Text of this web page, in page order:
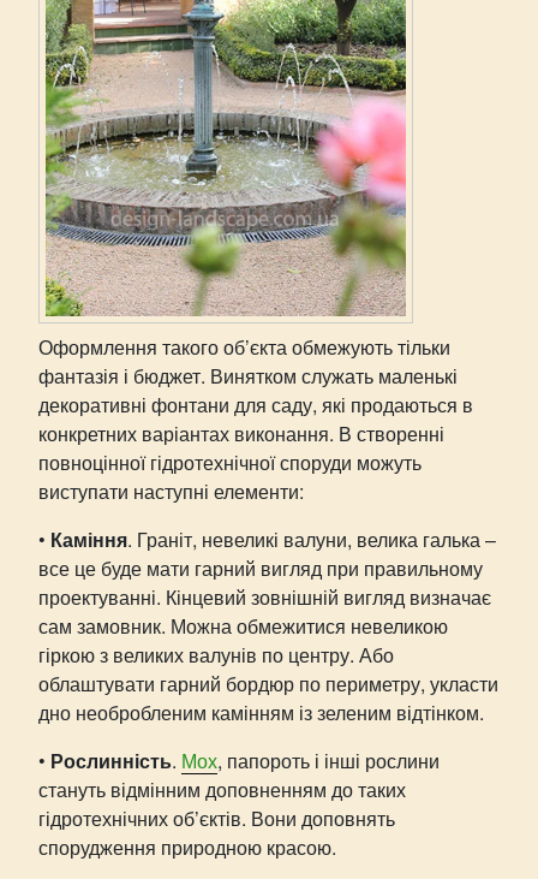
Оформлення такого об’єкта обмежують тільки
фантазія і бюджет. Винятком служать маленькі
декоративні фонтани для саду, які продаються в
конкретних варіантах виконання. В створенні
повноцінної гідротехнічної споруди можуть
виступати наступні елементи:
• Каміння. Граніт, невеликі валуни, велика галька –
все це буде мати гарний вигляд при правильному
проектуванні. Кінцевий зовнішній вигляд визначає
сам замовник. Можна обмежитися невеликою
гіркою з великих валунів по центру. Або
облаштувати гарний бордюр по периметру, укласти
дно необробленим камінням із зеленим відтінком.
• Рослинність. Мох, папороть і інші рослини
стануть відмінним доповненням до таких
гідротехнічних об’єктів. Вони доповнять
спорудження природною красою.